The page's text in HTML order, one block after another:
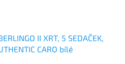
II XRT, 5 SEDAČEK,
CARO bílé